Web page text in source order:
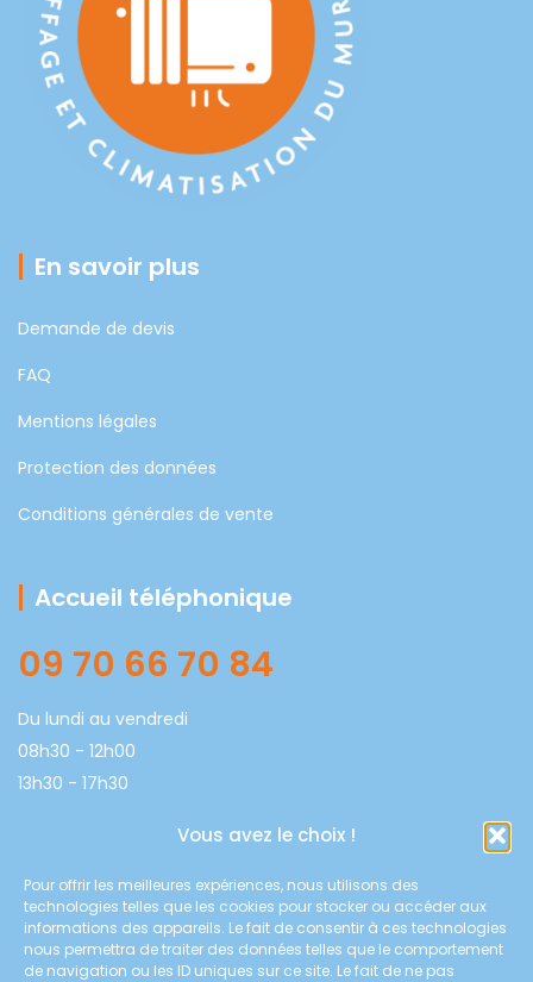
Vous avez le choix !
Pour offrir les meilleures expériences, nous utilisons des
technologies telles que les cookies pour stocker ou accéder aux
informations des appareils. Le fait de consentir à ces technologies
nous permettra de traiter des données telles que le comportement
de navigation ou les ID uniques sur ce site. Le fait de ne pas
En savoir plus
Demande de devis
FAQ
Mentions légales
Protection des données
Conditions générales de vente
Accueil téléphonique
09 70 66 70 84
Du lundi au vendredi
08h30 - 12h00
13h30 - 17h30
Coordonnées
Chauffage & Climatisation du Muretain
8E route de Muret 31600 SAUBENS